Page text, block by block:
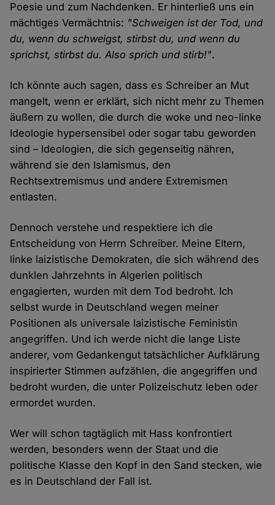
Poesie und zum Nachdenken. Er hinterließ uns ein
mächtiges Vermächtnis: "Schweigen ist der Tod, und
du, wenn du schweigst, stirbst du, und wenn du
sprichst, stirbst du. Also sprich und stirb!".
Ich könnte auch sagen, dass es Schreiber an Mut
mangelt, wenn er erklärt, sich nicht mehr zu Themen
äußern zu wollen, die durch die woke und neo-linke
Ideologie hypersensibel oder sogar tabu geworden
sind – Ideologien, die sich gegenseitig nähren,
während sie den Islamismus, den
Rechtsextremismus und andere Extremismen
entlasten.
Dennoch verstehe und respektiere ich die
Entscheidung von Herrn Schreiber. Meine Eltern,
linke laizistische Demokraten, die sich während des
dunklen Jahrzehnts in Algerien politisch
engagierten, wurden mit dem Tod bedroht. Ich
selbst wurde in Deutschland wegen meiner
Positionen als universale laizistische Feministin
angegriffen. Und ich werde nicht die lange Liste
anderer, vom Gedankengut tatsächlicher Aufklärung
inspirierter Stimmen aufzählen, die angegriffen und
bedroht wurden, die unter Polizeischutz leben oder
ermordet wurden.
Wer will schon tagtäglich mit Hass konfrontiert
werden, besonders wenn der Staat und die
politische Klasse den Kopf in den Sand stecken, wie
es in Deutschland der Fall ist.